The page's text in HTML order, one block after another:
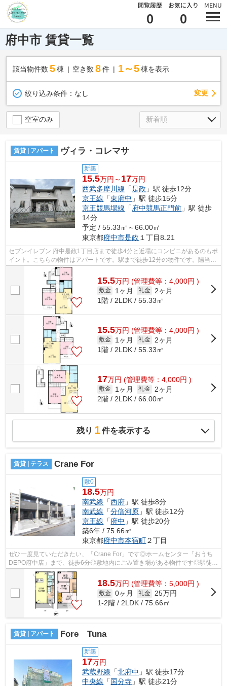
閲覧履歴
0
お気に入り
0
MENU
府中市 賃貸一覧
該当物件数 5棟 空き数 8 件 1～5 棟を表示
絞り込み条件： なし 変更
空室のみ
賃貸 | アパート ヴィラ・コレマサ
新築
15.5万円～ 17万円
西武多摩川線 「是政 」駅 徒歩12分
京王線 「東府中 」駅 徒歩15分
京王競馬場線 「府中競馬正門前 」駅 徒歩
14分
予定 / 55.33㎡～66.00㎡
東京都府中市是政 １丁目8₋21
セブンイレブン 府中是政1丁目店まで徒歩4分と近場にコンビニがあるのもポ
イント。こちらの物件はアパートです。駅まで徒歩12分の物件です。陽当り
も良いので、清々しい朝を迎えること...
15.5万円 (管理費等：4,000円 )
敷金 1ヶ月 礼金
2ヶ月
1階 / 2LDK / 55.33㎡
15.5万円 (管理費等：4,000円 )
敷金 1ヶ月 礼金
2ヶ月
1階 / 2LDK / 55.33㎡
17万円 (管理費等：4,000円 )
敷金 1ヶ月 礼金
2ヶ月
2階 / 2LDK / 66.00㎡
残り 1件を表示する
賃貸 | テラス Crane For
敷0
18.5万円
南武線 「西府 」駅 徒歩8分
南武線 「分倍河原 」駅 徒歩12分
京王線 「府中 」駅 徒歩20分
築6年 / 75.66㎡
東京都府中市本宿町２丁目
ぜひ一度見ていただきたい、「Crane For」です◎ホームセンター「おうち
DEPO府中店」まで、徒歩6分◎敷地内にごみ置き場がある物件です◎駅徒歩
8分に駅が立地する物件なので、電車を多く...
18.5万円 (管理費等：5,000円 )
敷金 0ヶ月 礼金 25万円
1-2階 / 2LDK / 75.66㎡
賃貸 | アパート Fore Tuna
新築
17万円
武蔵野線 「北府中 」駅 徒歩17分
中央線 「国分寺 」駅 徒歩21分